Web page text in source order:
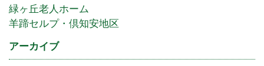
緑ヶ丘老人ホーム
羊蹄セルプ・倶知安地区
アーカイブ